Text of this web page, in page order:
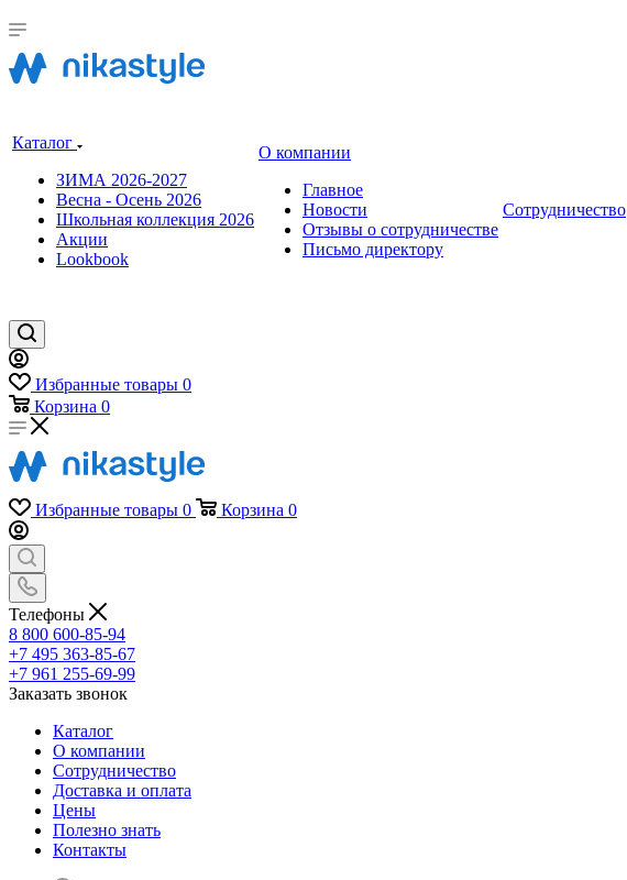
Каталог
ЗИМА 2026-2027
Весна - Осень 2026
Школьная коллекция 2026
Акции
Lookbook
О компании
Главное
Новости
Отзывы о сотрудничестве
Письмо директору
Сотрудничество
Избранные товары 0
Корзина 0
Избранные товары 0 Корзина 0
Телефоны
8 800 600-85-94
+7 495 363-85-67
+7 961 255-69-99
Заказать звонок
Каталог
О компании
Сотрудничество
Доставка и оплата
Цены
Полезно знать
Контакты